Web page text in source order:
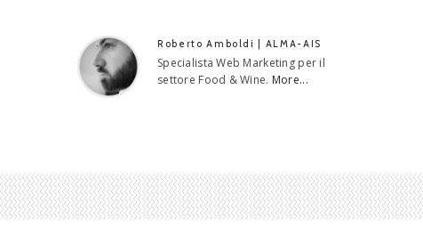
Roberto Amboldi | ALMA-AIS
Specialista Web Marketing per il
settore Food & Wine. More...